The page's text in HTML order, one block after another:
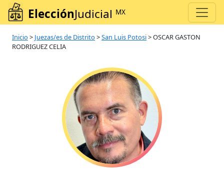
ElecciónJudicial MX
Inicio > Juezas/es de Distrito >San Luis Potosi>OSCAR GASTON
RODRIGUEZ CELIA